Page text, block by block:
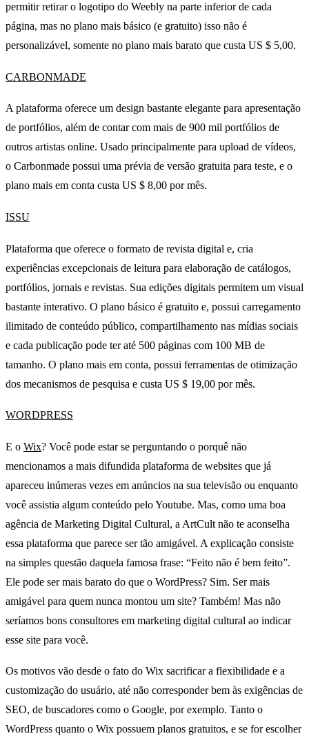
permitir retirar o logotipo do Weebly na parte inferior de cada
página, mas no plano mais básico (e gratuito) isso não é
personalizável, somente no plano mais barato que custa US $ 5,00.
CARBONMADE
A plataforma oferece um design bastante elegante para apresentação
de portfólios, além de contar com mais de 900 mil portfólios de
outros artistas online. Usado principalmente para upload de vídeos,
o Carbonmade possui uma prévia de versão gratuita para teste, e o
plano mais em conta custa US $ 8,00 por mês.
ISSU
Plataforma que oferece o formato de revista digital e, cria
experiências excepcionais de leitura para elaboração de catálogos,
portfólios, jornais e revistas. Sua edições digitais permitem um visual
bastante interativo. O plano básico é gratuito e, possui carregamento
ilimitado de conteúdo público, compartilhamento nas mídias sociais
e cada publicação pode ter até 500 páginas com 100 MB de
tamanho. O plano mais em conta, possui ferramentas de otimização
dos mecanismos de pesquisa e custa US $ 19,00 por mês.
WORDPRESS
E o Wix? Você pode estar se perguntando o porquê não
mencionamos a mais difundida plataforma de websites que já
apareceu inúmeras vezes em anúncios na sua televisão ou enquanto
você assistia algum conteúdo pelo Youtube. Mas, como uma boa
agência de Marketing Digital Cultural, a ArtCult não te aconselha
essa plataforma que parece ser tão amigável. A explicação consiste
na simples questão daquela famosa frase: “Feito não é bem feito”.
Ele pode ser mais barato do que o WordPress? Sim. Ser mais
amigável para quem nunca montou um site? Também! Mas não
seríamos bons consultores em marketing digital cultural ao indicar
esse site para você.
Os motivos vão desde o fato do Wix sacrificar a flexibilidade e a
customização do usuário, até não corresponder bem às exigências de
SEO, de buscadores como o Google, por exemplo. Tanto o
WordPress quanto o Wix possuem planos gratuitos, e se for escolher